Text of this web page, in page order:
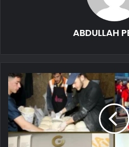
ABDULLAH